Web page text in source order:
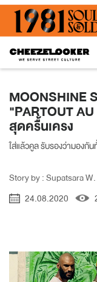
MOONSHINE
"PARTOUT
สุดครื้นเครง
ใส่แล้วคูล รับรองว่ามองกั
Story by : Supatsara W.
24.08.2020